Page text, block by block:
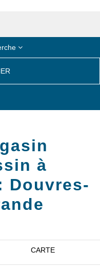
à
Douvres-
CARTE